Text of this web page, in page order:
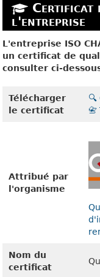
Certificat
l'entreprise
L'entreprise ISO
un certificat de
consulter ci-
Télécharger
le certificat
🔍
📇
Attribué par
l'organisme
Nom du
certificat